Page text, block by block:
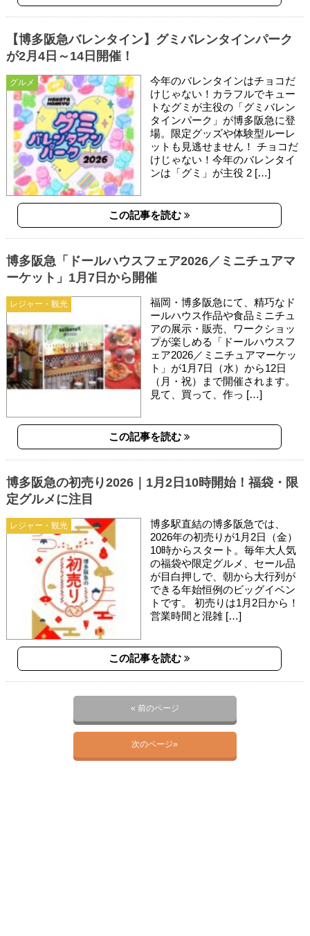
グルメ
【博多阪急バレンタイン】グミバレンタインパーク
が2月4日～14日開催！
今年のバレンタインはチョコだ
けじゃない！カラフルでキュー
トなグミが主役の「グミバレン
タインパーク」が博多阪急に登
場。限定グッズや体験型ルーレ
ットも見逃せません！ チョコだ
けじゃない！今年のバレンタイ
ンは「グミ」が主役 2 […]
この記事を読む
レジャー・観光
博多阪急「ドールハウスフェア2026／ミニチュアマ
ーケット」1月7日から開催
福岡・博多阪急にて、精巧なド
ールハウス作品や食品ミニチュ
アの展示・販売、ワークショッ
プが楽しめる「ドールハウスフ
ェア2026／ミニチュアマーケッ
ト」が1月7日（水）から12日
（月・祝）まで開催されます。
見て、買って、作っ […]
この記事を読む
レジャー・観光
博多阪急の初売り2026｜1月2日10時開始！福袋・限
定グルメに注目
博多駅直結の博多阪急では、
2026年の初売りが1月2日（金）
10時からスタート。毎年大人気
の福袋や限定グルメ、セール品
が目白押しで、朝から大行列が
できる年始恒例のビッグイベン
トです。 初売りは1月2日から！
営業時間と混雑 […]
この記事を読む
« 前のページ
次のページ»